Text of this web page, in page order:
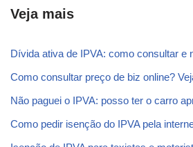
Veja mais
Dívida ativa de IPVA: como consultar e
Como consultar preço de biz online?
Não paguei o IPVA: posso ter o carro
Como pedir isenção do IPVA pela